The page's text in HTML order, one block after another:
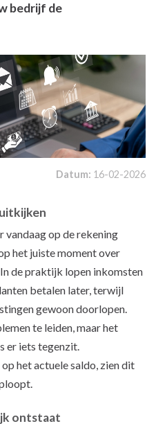
bedrijf de
Datum: 16-02-2026
op de rekening
het juiste moment over
de praktijk lopen inkomsten
betalen later, terwijl
gewoon doorlopen.
te leiden, maar het
er iets tegenzit.
het actuele saldo, zien dit
ontstaat